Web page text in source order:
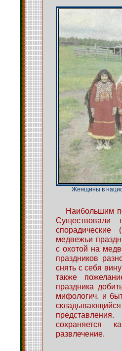
Женщины в
Наибольшим
медвежьи
с охотой на
праздников
снять с себя
также
праздника
мифологич. и
сохраняется
развлечение.